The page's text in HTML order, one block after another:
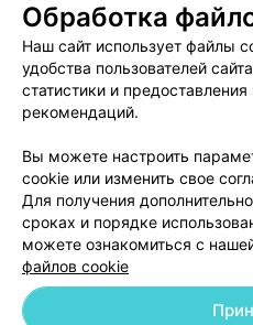
Обработка
Наш сайт использует файлы
удобства пользователей
статистики и
рекомендаций.
Вы можете настроить
cookie или изменить свое
Для получения
сроках и порядке
можете ознакомиться с
файлов cookie